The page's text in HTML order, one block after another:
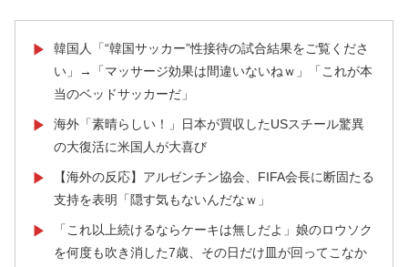
▶
韓国人「“韓国サッカー”性接待の試合結果をご覧くださ
い」→「マッサージ効果は間違いないねｗ」「これが本
当のベッドサッカーだ」
▶
海外「素晴らしい！」日本が買収したUSスチール驚異
の大復活に米国人が大喜び
▶
【海外の反応】アルゼンチン協会、FIFA会長に断固たる
支持を表明「隠す気もないんだなｗ」
▶
「これ以上続けるならケーキは無しだよ」娘のロウソク
を何度も吹き消した7歳、その日だけ皿が回ってこなか